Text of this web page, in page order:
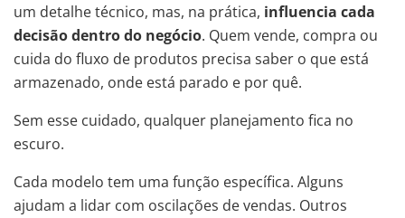
um detalhe técnico, mas, na prática, influencia cada
decisão dentro do negócio. Quem vende, compra ou
cuida do fluxo de produtos precisa saber o que está
armazenado, onde está parado e por quê.
Sem esse cuidado, qualquer planejamento fica no
escuro.
Cada modelo tem uma função específica. Alguns
ajudam a lidar com oscilações de vendas. Outros